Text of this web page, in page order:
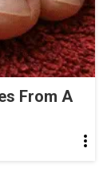
From A